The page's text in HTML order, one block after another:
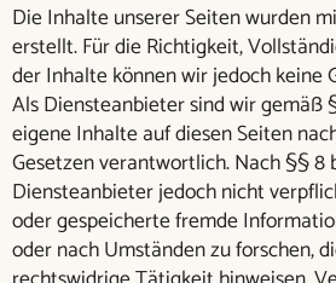
Die Inhalte unserer Seiten wurden
erstellt. Für die Richtigkeit,
der Inhalte können wir jedoch keine
Als Diensteanbieter sind wir gemäß
eigene Inhalte auf diesen Seiten
Gesetzen verantwortlich. Nach §§ 8
Diensteanbieter jedoch nicht
oder gespeicherte fremde
oder nach Umständen zu forschen,